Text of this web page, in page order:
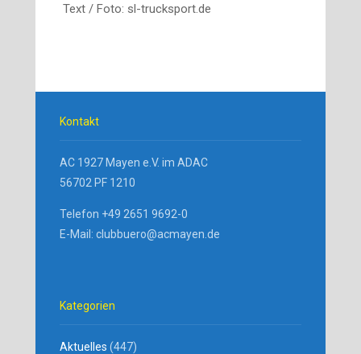
Text / Foto: sl-trucksport.de
Kontakt
AC 1927 Mayen e.V. im ADAC
56702 PF 1210
Telefon +49 2651 9692-0
E-Mail: clubbuero@acmayen.de
Kategorien
Aktuelles (447)